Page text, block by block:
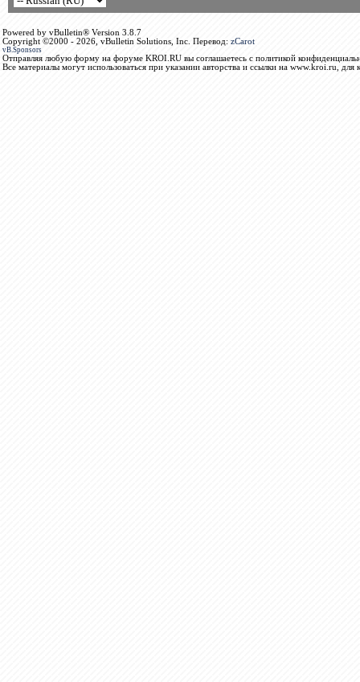
Powered by vBulletin® Version 3.8.7
Copyright ©2000 - 2026, vBulletin Solutions, Inc. Перевод: zCarot
vB.Sponsors
Отправляя любую форму на форуме KROI.RU вы соглашаетесь с политикой
Все материалы могут использоваться при указании авторства и ссылки на www.kroi.ru, для